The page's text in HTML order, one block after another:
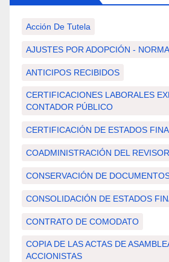
Acción De Tutela
AJUSTES POR ADOPCIÓN -
ANTICIPOS RECIBIDOS
CERTIFICACIONES LABORALES
CONTADOR PÚBLICO
CERTIFICACIÓN DE ESTADOS
COADMINISTRACIÓN DEL
CONSERVACIÓN DE
CONSOLIDACIÓN DE ESTADOS
CONTRATO DE COMODATO
COPIA DE LAS ACTAS DE
ACCIONISTAS